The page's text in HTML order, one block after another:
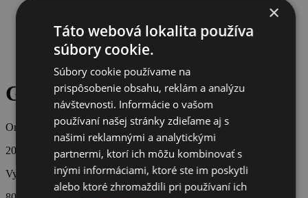
GUCCI zápisník
Originálna cena
200 €
Vydražená cena
×
Táto webová lokalita používa
súbory cookie.
Súbory cookie používame na
prispôsobenie obsahu, reklám a analýzu
návštevnosti. Informácie o vašom
používaní našej stránky zdieľame aj s
našimi reklamnými a analytickými
partnermi, ktorí ich môžu kombinovať s
inými informáciami, ktoré ste im poskytli
alebo ktoré zhromaždili pri používaní ich